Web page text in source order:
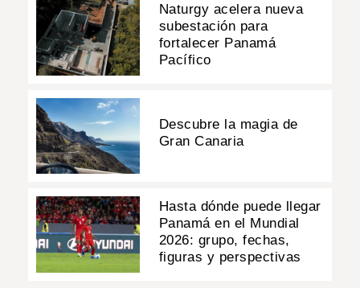
Naturgy acelera nueva
subestación para
fortalecer Panamá
Pacífico
Descubre la magia de
Gran Canaria
Hasta dónde puede llegar
Panamá en el Mundial
2026: grupo, fechas,
figuras y perspectivas